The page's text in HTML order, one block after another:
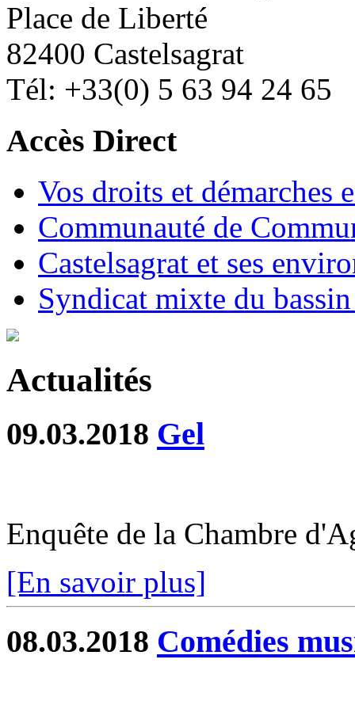
Place de Liberté
82400 Castelsagrat
Tél: +33(0) 5 63 94 24 65
Accès Direct
Vos droits et démarches
Communauté de
Castelsagrat et ses
Syndicat mixte du
Actualités
09.03.2018 Gel
Enquête de la Chambre
[En savoir plus]
08.03.2018 Comédies